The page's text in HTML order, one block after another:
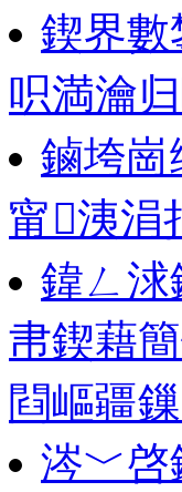
鍥界
呮満瀹
鏀垮崗
甯洟涓
鍏ㄥ浗
帇鍥藉
閰嶇疆
涔﹀